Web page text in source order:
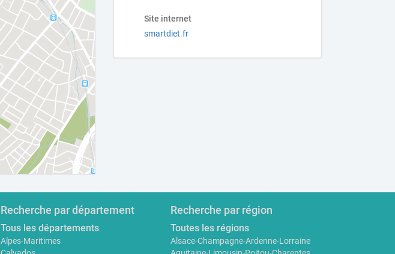
Site internet
smartdiet.fr
Recherche par département
Tous les départements
Alpes-Maritimes
Recherche par région
Toutes les régions
Alsace-Champagne-Ardenne-Lorraine